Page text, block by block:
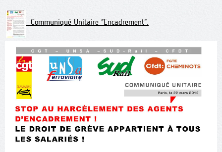
Communiqué Unitaire "Encadrement".